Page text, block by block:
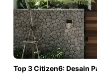
Top 3 Citizen6: Desain